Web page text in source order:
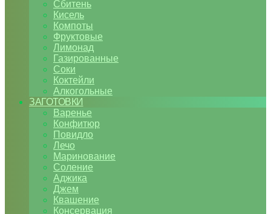
Сбитень
Кисель
Компоты
Фруктовые
Лимонад
Газированные
Соки
Коктейли
Алкогольные
ЗАГОТОВКИ
Варенье
Конфитюр
Повидло
Лечо
Маринование
Соление
Аджика
Джем
Квашение
Консервация